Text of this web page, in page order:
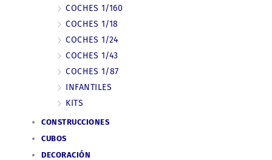
COCHES 1/160
COCHES 1/18
COCHES 1/24
COCHES 1/43
COCHES 1/87
INFANTILES
KITS
CONSTRUCCIONES
CUBOS
DECORACIÓN